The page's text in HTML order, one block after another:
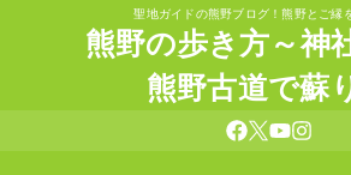
聖地ガイドの熊野ブログ！熊野とご縁
熊野の歩き方～神
熊野古道で蘇